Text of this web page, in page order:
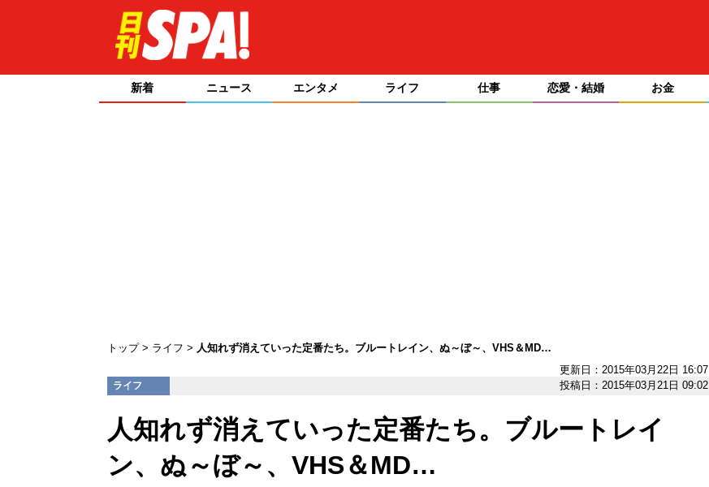
新着 ニュース エンタメ ライフ 仕事 恋愛・結婚 お金
トップ ライフ
人知れず消えていった定番たち。ブルートレイン、ぬ～ぼ～、VHS＆MD…
更新日：2015年03月22日 16:07
ライフ 投稿日：2015年03月21日 09:02
人知れず消えていった定番たち。ブルートレイ
ン、ぬ～ぼ～、VHS＆MD…